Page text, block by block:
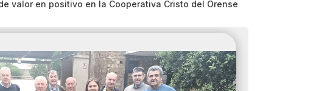
valor en positivo en la Cooperativa Cristo del Orense